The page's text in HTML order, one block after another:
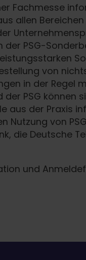
Fachmesse
allen
der PSG-
von
in der Regel
der PSG können
aus der Praxis
Nutzung von
die Deutsche
und